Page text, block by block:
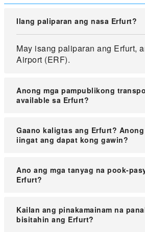
Ilang paliparan ang nasa Erfurt?
May isang paliparan ang Erfurt,
Airport (ERF).
Anong mga pampublikong
available sa Erfurt?
Nag-aalok ang Erfurt ng mga
pang-araw na pasahe, lingguhan
Gaano kaligtas ang Erfurt?
iingat ang dapat kong gawin?
Sa pangkalahatan, ligtas ang
ng ibang lungsod, mainam na
Ano ang mga tanyag na pook-
Erfurt?
Kabilang sa mga kilalang
Cathedral, Krämerbrücke (Tulay
Kailan ang pinakamainam na
bisitahin ang Erfurt?